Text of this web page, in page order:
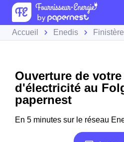
Accueil Enedis Finistère